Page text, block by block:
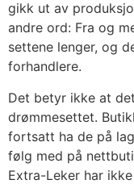
gikk ut av
andre ord: Fra og
settene lenger, og
forhandlere.
Det betyr ikke at
drømmesettet.
fortsatt ha de på
følg med på
Extra-Leker har